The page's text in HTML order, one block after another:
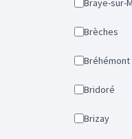
Braye-sur-
Brèches
Bréhémont
Bridoré
Brizay